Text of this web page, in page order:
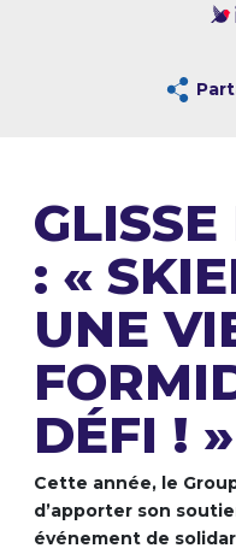
: «
UNE
DÉFI ! »
Cette année, le
d’apporter son
événement de